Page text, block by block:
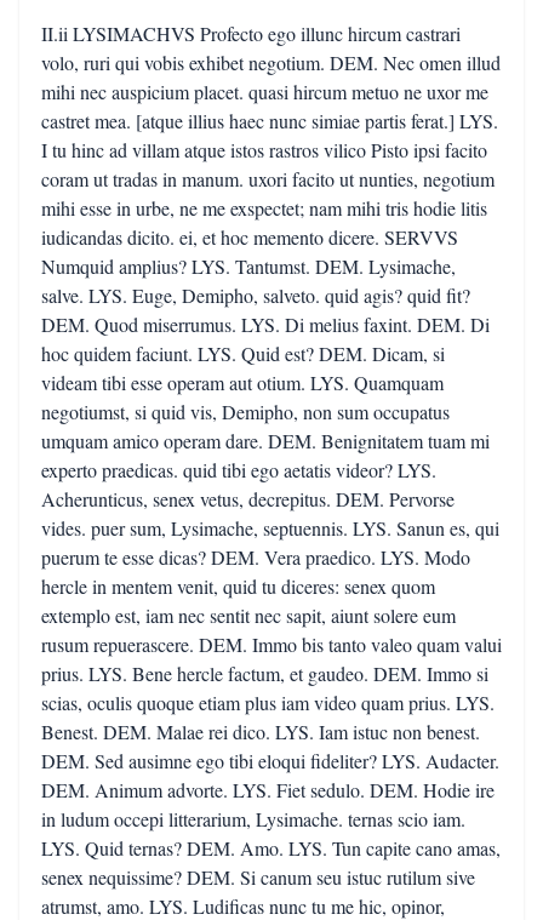
II.ii LYSIMACHVS Profecto ego illunc hircum castrari
volo, ruri qui vobis exhibet negotium. DEM. Nec omen illud
mihi nec auspicium placet. quasi hircum metuo ne uxor me
castret mea. [atque illius haec nunc simiae partis ferat.] LYS.
I tu hinc ad villam atque istos rastros vilico Pisto ipsi facito
coram ut tradas in manum. uxori facito ut nunties, negotium
mihi esse in urbe, ne me exspectet; nam mihi tris hodie litis
iudicandas dicito. ei, et hoc memento dicere. SERVVS
Numquid amplius? LYS. Tantumst. DEM. Lysimache,
salve. LYS. Euge, Demipho, salveto. quid agis? quid fit?
DEM. Quod miserrumus. LYS. Di melius faxint. DEM. Di
hoc quidem faciunt. LYS. Quid est? DEM. Dicam, si
videam tibi esse operam aut otium. LYS. Quamquam
negotiumst, si quid vis, Demipho, non sum occupatus
umquam amico operam dare. DEM. Benignitatem tuam mi
experto praedicas. quid tibi ego aetatis videor? LYS.
Acherunticus, senex vetus, decrepitus. DEM. Pervorse
vides. puer sum, Lysimache, septuennis. LYS. Sanun es, qui
puerum te esse dicas? DEM. Vera praedico. LYS. Modo
hercle in mentem venit, quid tu diceres: senex quom
extemplo est, iam nec sentit nec sapit, aiunt solere eum
rusum repuerascere. DEM. Immo bis tanto valeo quam valui
prius. LYS. Bene hercle factum, et gaudeo. DEM. Immo si
scias, oculis quoque etiam plus iam video quam prius. LYS.
Benest. DEM. Malae rei dico. LYS. Iam istuc non benest.
DEM. Sed ausimne ego tibi eloqui fideliter? LYS. Audacter.
DEM. Animum advorte. LYS. Fiet sedulo. DEM. Hodie ire
in ludum occepi litterarium, Lysimache. ternas scio iam.
LYS. Quid ternas? DEM. Amo. LYS. Tun capite cano amas,
senex nequissime? DEM. Si canum seu istuc rutilum sive
atrumst, amo. LYS. Ludificas nunc tu me hic, opinor,